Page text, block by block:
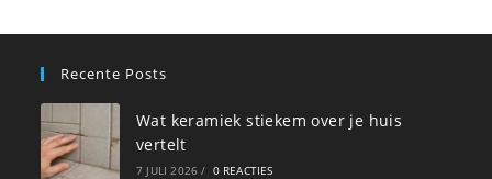
Recente Posts
Wat keramiek stiekem over je huis
vertelt
7 JULI 2026 / 0 REACTIES